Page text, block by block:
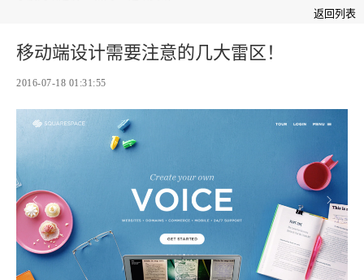
返回列表
移动端设计需要注意的几大雷区！
2016-07-18 01:31:55